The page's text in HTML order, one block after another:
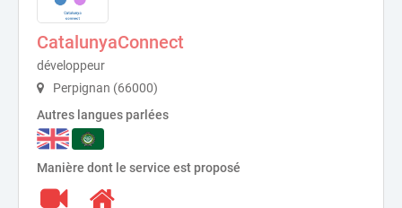
CatalunyaConnect
développeur
Perpignan (66000)
Autres langues parlées
Manière dont le service est proposé